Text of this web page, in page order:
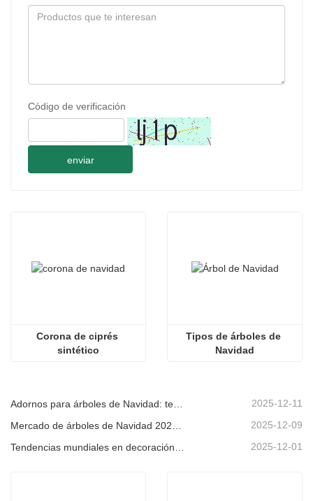
Código de verificación
enviar
Corona de ciprés
sintético
Tipos de árboles de
Navidad
2025-12-11
2025-12-09
Tendencias mundiales en decoración navideña y por qué Christmas Queen sigue liderando el mercado 2025-12-01